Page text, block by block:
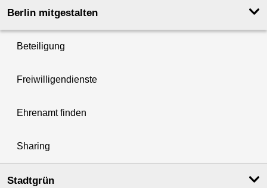
Berlin mitgestalten
Beteiligung
Freiwilligendienste
Ehrenamt finden
Sharing
Stadtgrün